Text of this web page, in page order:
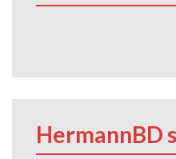
HermannBD